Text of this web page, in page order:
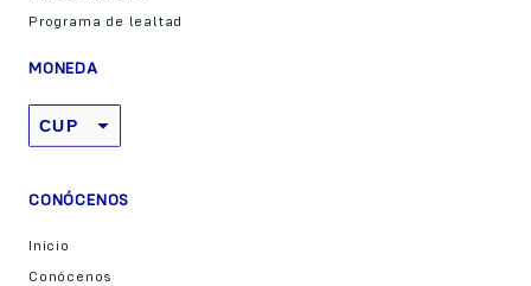
Programa de lealtad
MONEDA
CUP
CONÓCENOS
Inicio
Conócenos